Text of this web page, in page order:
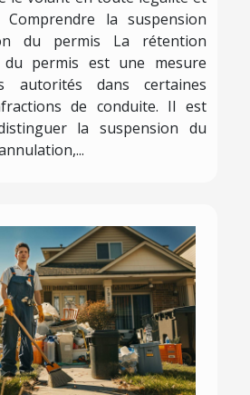
Comprendre la suspension
du permis La rétention
du permis est une mesure
autorités dans certaines
de conduite. Il est
la suspension du